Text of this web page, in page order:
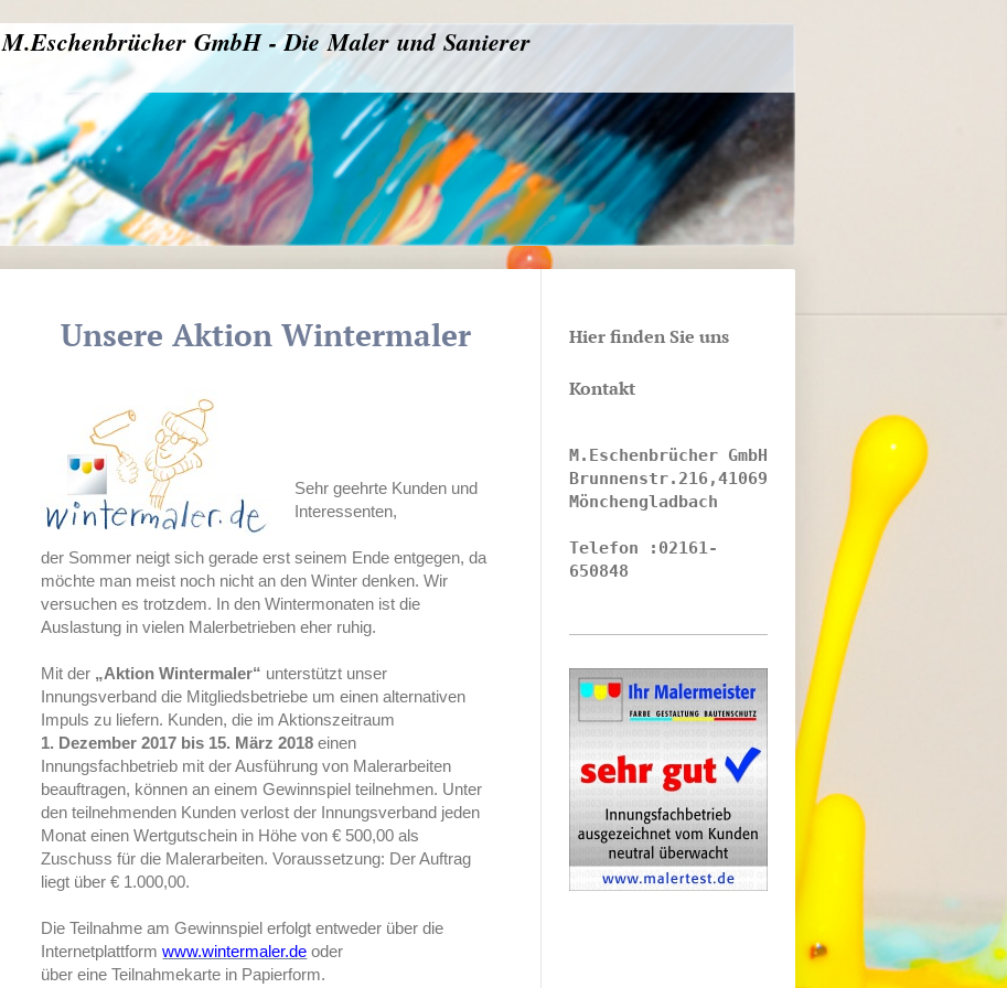
M.Eschenbrücher GmbH - Die Maler und Sanierer
Unsere Aktion Wintermaler
Sehr geehrte Kunden und
Interessenten,
der Sommer neigt sich gerade erst seinem Ende entgegen, da
möchte man meist noch nicht an den Winter denken. Wir
versuchen es trotzdem. In den Wintermonaten ist die
Auslastung in vielen Malerbetrieben eher ruhig.
Mit der „Aktion Wintermaler“ unterstützt unser
Innungsverband die Mitgliedsbetriebe um einen alternativen
Impuls zu liefern. Kunden, die im Aktionszeitraum
1. Dezember 2017 bis 15. März 2018 einen
Innungsfachbetrieb mit der Ausführung von Malerarbeiten
beauftragen, können an einem Gewinnspiel teilnehmen. Unter
den teilnehmenden Kunden verlost der Innungsverband jeden
Monat einen Wertgutschein in Höhe von € 500,00 als
Zuschuss für die Malerarbeiten. Voraussetzung: Der Auftrag
liegt über € 1.000,00.
Die Teilnahme am Gewinnspiel erfolgt entweder über die
Internetplattform www.wintermaler.de oder
über eine Teilnahmekarte in Papierform.
Hier finden Sie uns
Kontakt
M.Eschenbrücher GmbH
Brunnenstr.216,41069
Mönchengladbach
Telefon :02161-
650848